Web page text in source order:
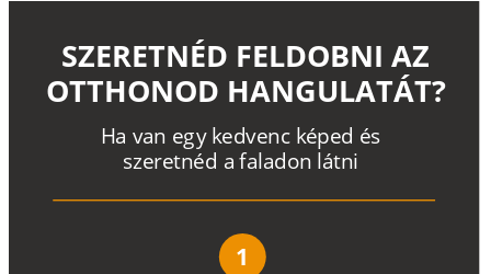
Ha van egy kedvenc képed és
szeretnéd a faladon látni
SZERETNÉD FELDOBNI AZ
OTTHONOD HANGULATÁT?
1